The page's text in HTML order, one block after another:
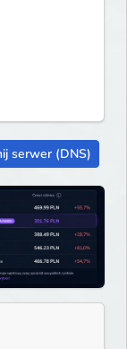
serwer (DNS)